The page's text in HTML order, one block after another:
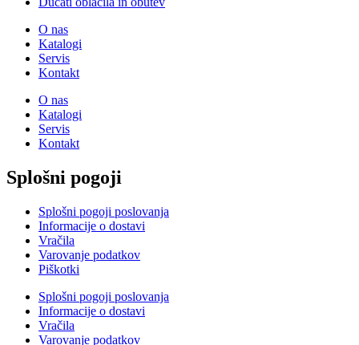
O nas
Katalogi
Servis
Kontakt
O nas
Katalogi
Servis
Kontakt
Splošni pogoji
Splošni pogoji poslovanja
Informacije o dostavi
Vračila
Varovanje podatkov
Piškotki
Splošni pogoji poslovanja
Informacije o dostavi
Vračila
Varovanje podatkov